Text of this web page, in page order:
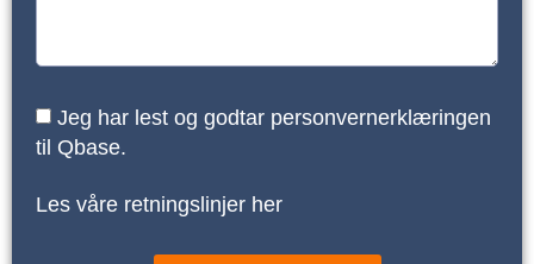
Jeg har lest og godtar personvernerklæringen
til Qbase.
Les våre retningslinjer her